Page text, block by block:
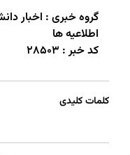
گروه خبری : اخبار
اطلاعیه ها
کد خبر : 28503
کلمات کلیدی